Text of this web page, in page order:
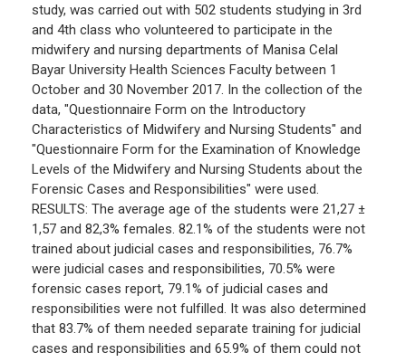
study, was carried out with 502 students studying in 3rd
and 4th class who volunteered to participate in the
midwifery and nursing departments of Manisa Celal
Bayar University Health Sciences Faculty between 1
October and 30 November 2017. In the collection of the
data, "Questionnaire Form on the Introductory
Characteristics of Midwifery and Nursing Students" and
"Questionnaire Form for the Examination of Knowledge
Levels of the Midwifery and Nursing Students about the
Forensic Cases and Responsibilities" were used.
RESULTS: The average age of the students were 21,27 ±
1,57 and 82,3% females. 82.1% of the students were not
trained about judicial cases and responsibilities, 76.7%
were judicial cases and responsibilities, 70.5% were
forensic cases report, 79.1% of judicial cases and
responsibilities were not fulfilled. It was also determined
that 83.7% of them needed separate training for judicial
cases and responsibilities and 65.9% of them could not